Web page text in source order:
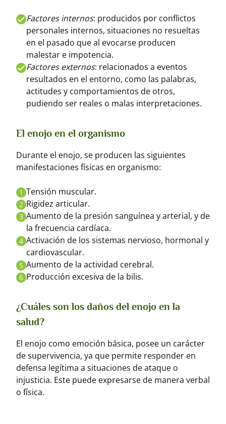
Factores internos: producidos por conflictos
personales internos, situaciones no resueltas
en el pasado que al evocarse producen
malestar e impotencia.
Factores externos: relacionados a eventos
resultados en el entorno, como las palabras,
actitudes y comportamientos de otros,
pudiendo ser reales o malas interpretaciones.
El enojo en el organismo
Durante el enojo, se producen las siguientes
manifestaciones físicas en organismo:
1 Tensión muscular.
2 Rigidez articular.
3 Aumento de la presión sanguínea y arterial, y de
la frecuencia cardíaca.
4 Activación de los sistemas nervioso, hormonal y
cardiovascular.
5 Aumento de la actividad cerebral.
6 Producción excesiva de la bilis.
¿Cuáles son los daños del enojo en la
salud?
El enojo como emoción básica, posee un carácter
de supervivencia, ya que permite responder en
defensa legítima a situaciones de ataque o
injusticia. Este puede expresarse de manera verbal
o física.